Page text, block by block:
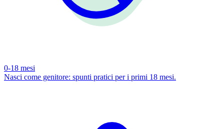
0-18 mesi
Nasci come genitore: spunti pratici per i primi 18 mesi.